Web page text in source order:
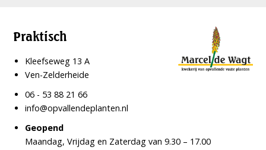
Praktisch
Kleefseweg 13 A
Ven-Zelderheide
06 - 53 88 21 66
info@opvallendeplanten.nl
Geopend
Maandag, Vrijdag en Zaterdag van 9.30 – 17.00